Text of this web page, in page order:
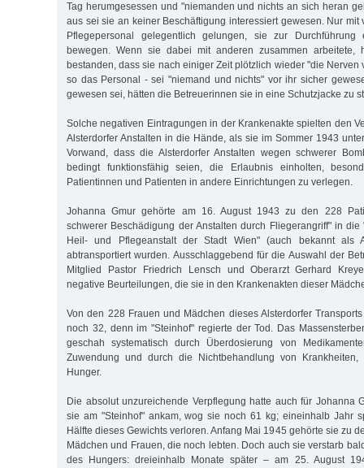
Tag herumgesessen und "niemanden und nichts an sich heran
aus sei sie an keiner Beschäftigung interessiert gewesen. Nur mit
Pflegepersonal gelegentlich gelungen, sie zur Durchführung
bewegen. Wenn sie dabei mit anderen zusammen arbeitete,
bestanden, dass sie nach einiger Zeit plötzlich wieder "die Nerven
so das Personal - sei "niemand und nichts" vor ihr sicher
gewesen sei, hätten die Betreuerinnen sie in eine Schutzjacke zu
Solche negativen Eintragungen in der Krankenakte spielten den
Alsterdorfer Anstalten in die Hände, als sie im Sommer 1943
Vorwand, dass die Alsterdorfer Anstalten wegen schwerer
bedingt funktionsfähig seien, die Erlaubnis einholten,
Patientinnen und Patienten in andere Einrichtungen zu verlegen.
Johanna Gmur gehörte am 16. August 1943 zu den 228
schwerer Beschädigung der Anstalten durch Fliegerangriff" in
Heil- und Pflegeanstalt der Stadt Wien" (auch bekannt als
abtransportiert wurden. Ausschlaggebend für die Auswahl der
Mitglied Pastor Friedrich Lensch und Oberarzt Gerhard
negative Beurteilungen, die sie in den Krankenakten dieser
Von den 228 Frauen und Mädchen dieses Alsterdorfer
noch 32, denn im "Steinhof" regierte der Tod. Das
geschah systematisch durch Überdosierung von
Zuwendung und durch die Nichtbehandlung von
Hunger.
Die absolut unzureichende Verpflegung hatte auch für Johanna
sie am "Steinhof" ankam, wog sie noch 61 kg; eineinhalb Jahr
Hälfte dieses Gewichts verloren. Anfang Mai 1945 gehörte sie zu
Mädchen und Frauen, die noch lebten. Doch auch sie verstarb
des Hungers: dreieinhalb Monate später – am 25. August